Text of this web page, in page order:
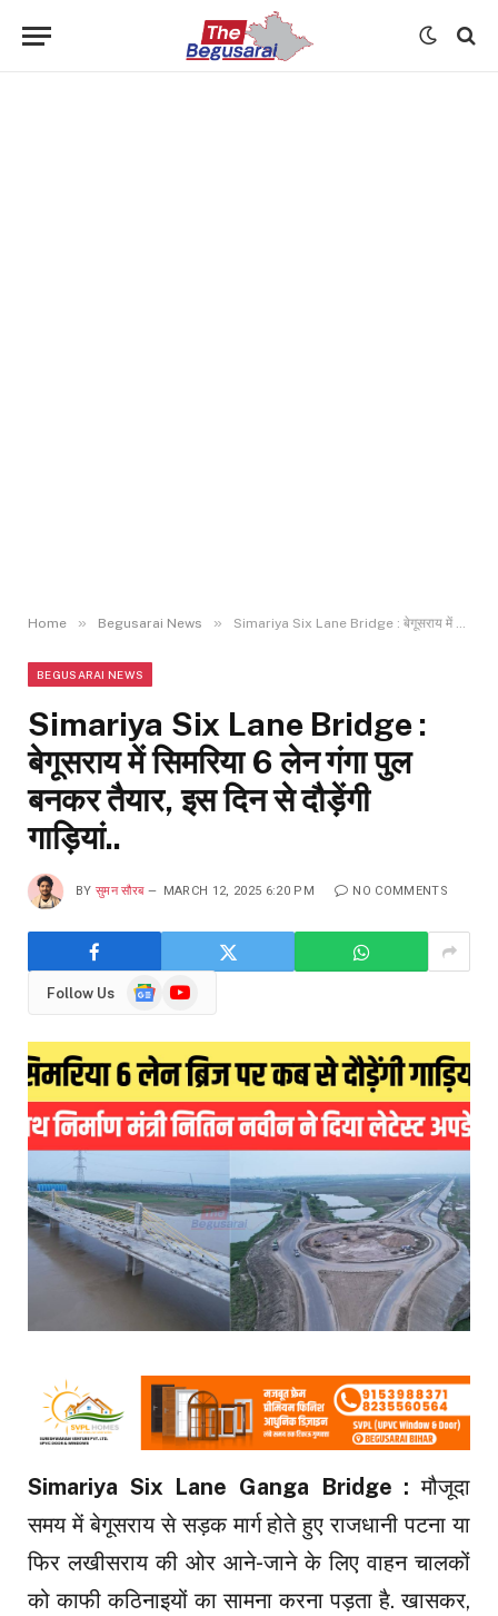
Home » Begusarai News » Simariya Six Lane Bridge : बेगूसराय में सिमरिया 6 लेन गंगा पुल बनकर तैयार, इस दिन से दौड़ेंगी गाड़ियां..
BEGUSARAI NEWS
Simariya Six Lane Bridge :
बेगूसराय में सिमरिया 6 लेन गंगा पुल
बनकर तैयार, इस दिन से दौड़ेंगी
गाड़ियां..
BY सुमन सौरब MARCH 12, 2025 6:20 PM NO COMMENTS
Follow Us
GoogleYouTube
Simariya Six Lane Ganga Bridge :मौजूदा
समय में बेगूसराय से सड़क मार्ग होते हुए राजधानी पटना या
फिर लखीसराय की ओर आने-जाने के लिए वाहन चालकों
को काफी कठिनाइयों का सामना करना पड़ता है. खासकर,